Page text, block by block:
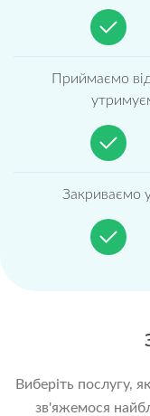
Приймаємо від
Закриваємо
Виберіть послугу,
зв'яжемося